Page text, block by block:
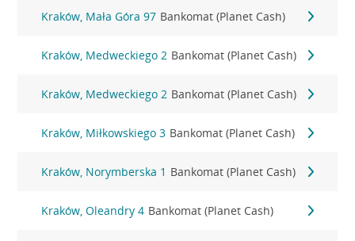
Kraków, Mała Góra 97 Bankomat (Planet Cash)
Kraków, Medweckiego 2 Bankomat (Planet Cash)
Kraków, Medweckiego 2 Bankomat (Planet Cash)
Kraków, Miłkowskiego 3 Bankomat (Planet Cash)
Kraków, Norymberska 1 Bankomat (Planet Cash)
Kraków, Oleandry 4 Bankomat (Planet Cash)